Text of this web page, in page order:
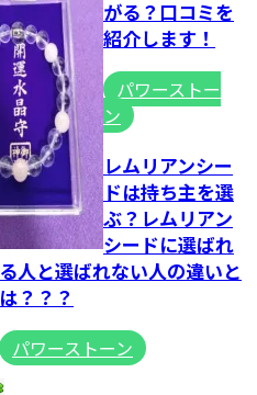
がる？口コミを
紹介します！
パワーストー
ン
レムリアンシー
ドは持ち主を選
ぶ？レムリアン
シードに選ばれ
る人と選ばれない人の違いと
は？？？
パワーストーン